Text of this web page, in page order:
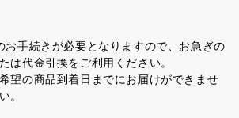
お手続きが必要となりますので、お急ぎの
は代金引換をご利用ください。
望の商品到着日までにお届けができませ
。